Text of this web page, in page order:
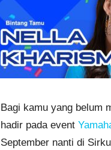
Bagi kamu yang belum
hadir pada event
September nanti di